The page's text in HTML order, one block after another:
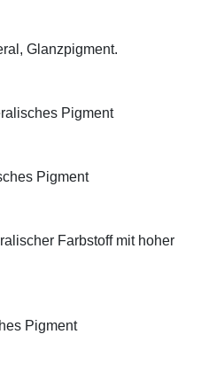
Glanzpigment.
Pigment
Pigment
Farbstoff mit hoher
Pigment